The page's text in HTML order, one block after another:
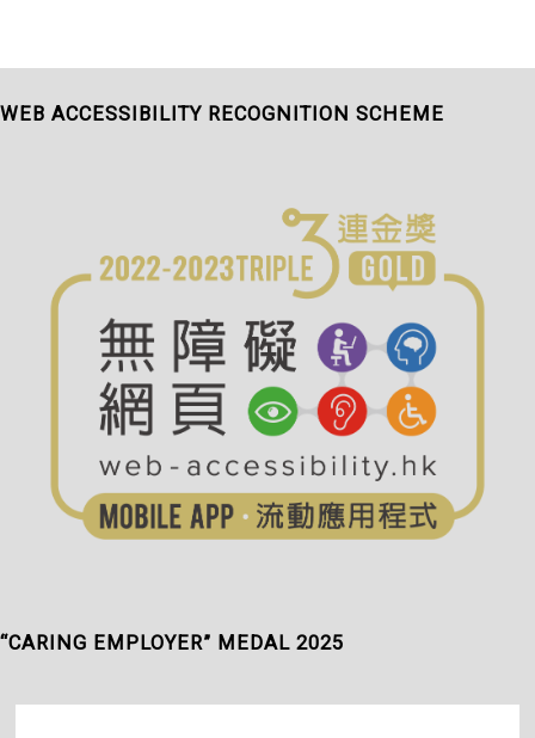
WEB ACCESSIBILITY RECOGNITION SCHEME
“CARING EMPLOYER” MEDAL 2025